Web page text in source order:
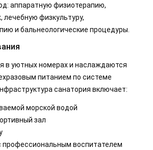
аппаратную физиотерапию,
лечебную физкультуру,
и бальнеологические процедуры.
в уютных номерах и наслаждаются
питанием по системе
санатория включает:
морской водой
зал
профессиональным воспитателем